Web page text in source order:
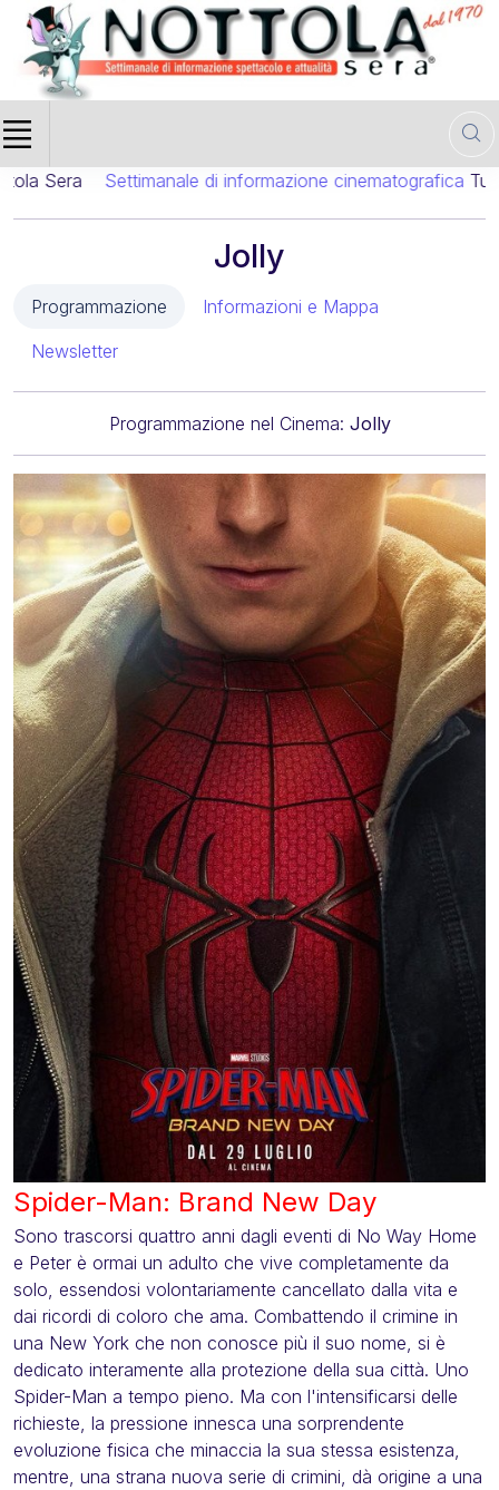
Settimanale di informazione cinematografica Tutta la
Jolly
Programmazione
Informazioni e Mappa
Newsletter
Programmazione nel Cinema: Jolly
Spider-Man: Brand New Day
Sono trascorsi quattro anni dagli eventi di No Way Home
e Peter è ormai un adulto che vive completamente da
solo, essendosi volontariamente cancellato dalla vita e
dai ricordi di coloro che ama. Combattendo il crimine in
una New York che non conosce più il suo nome, si è
dedicato interamente alla protezione della sua città. Uno
Spider-Man a tempo pieno. Ma con l'intensificarsi delle
richieste, la pressione innesca una sorprendente
evoluzione fisica che minaccia la sua stessa esistenza,
mentre, una strana nuova serie di crimini, dà origine a una